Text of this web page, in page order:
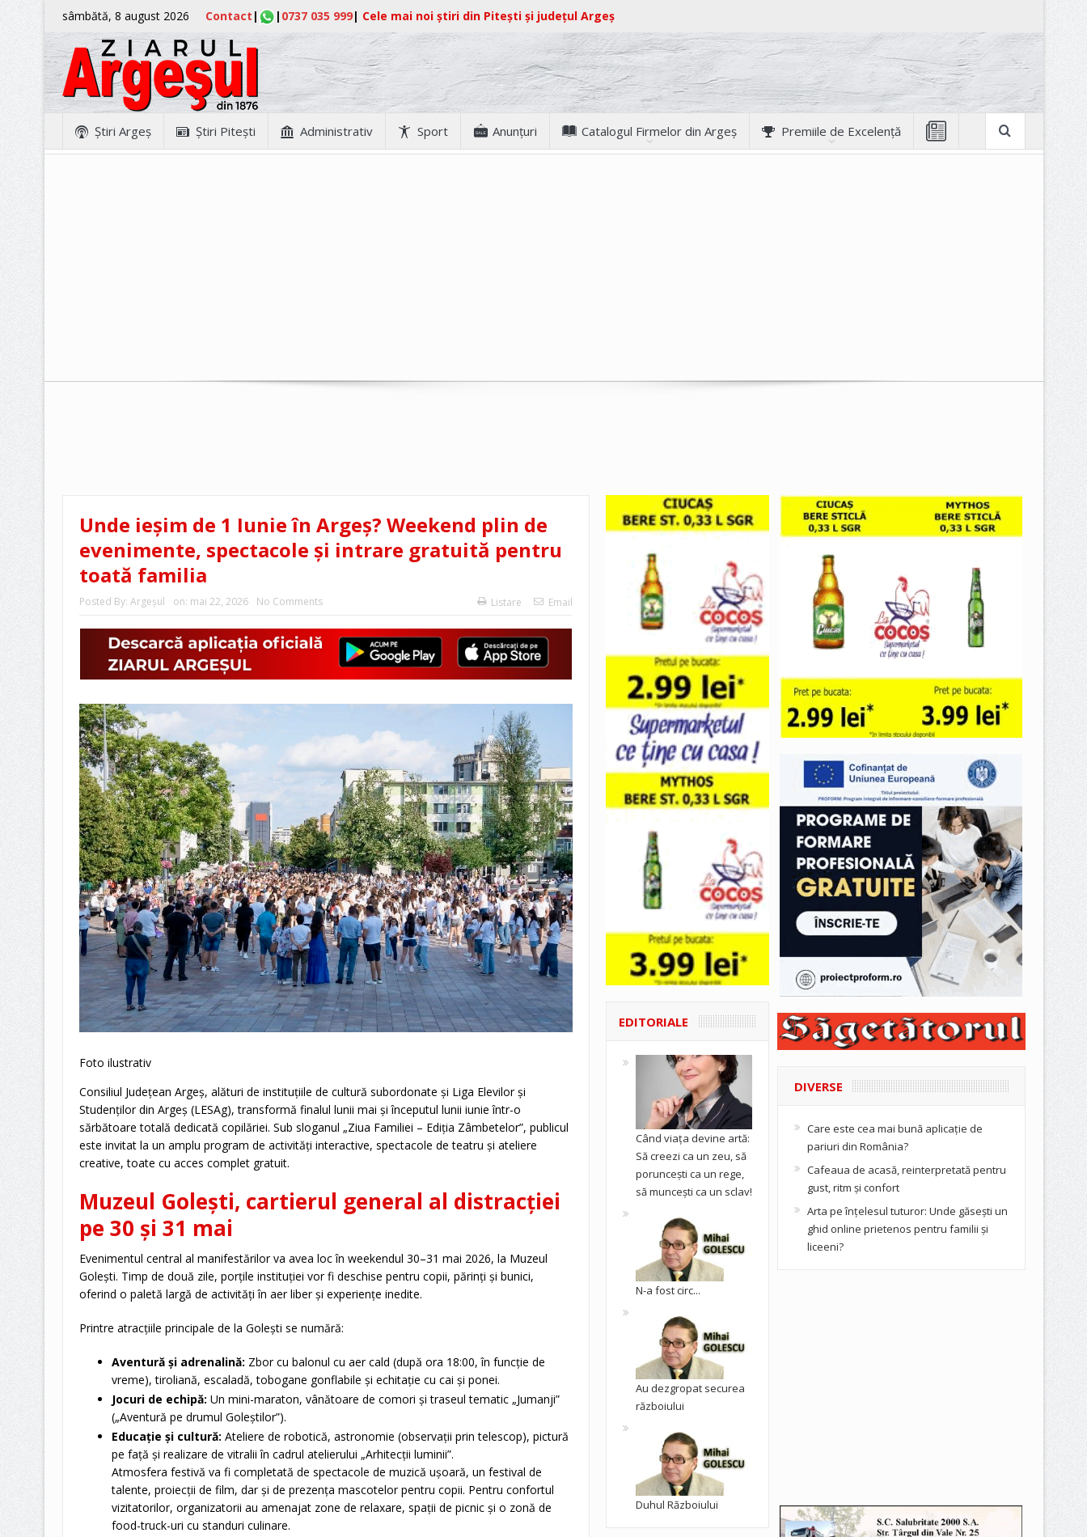
sâmbătă, 8 august 2026 Contact | | 0737 035 999| Cele mai noi știri din Pitești și județul Argeș
Ştiri Argeş Ştiri Piteşti Administrativ Sport Anunţuri Catalogul Firmelor din Argeș Premiile de Excelență
Unde ieșim de 1 Iunie în Argeș? Weekend plin de
evenimente, spectacole și intrare gratuită pentru
toată familia
Posted By: Argeşul on: mai 22, 2026 No Comments Listare Email
Foto ilustrativ
Consiliul Județean Argeș, alături de instituțiile de cultură subordonate și Liga Elevilor și
Studenților din Argeș (LESAg), transformă finalul lunii mai și începutul lunii iunie într-o
sărbătoare totală dedicată copilăriei. Sub sloganul „Ziua Familiei – Ediția Zâmbetelor”, publicul
este invitat la un amplu program de activități interactive, spectacole de teatru și ateliere
creative, toate cu acces complet gratuit.
Muzeul Golești, cartierul general al distracției
pe 30 și 31 mai
Evenimentul central al manifestărilor va avea loc în weekendul 30–31 mai 2026, la Muzeul
Golești. Timp de două zile, porțile instituției vor fi deschise pentru copii, părinți și bunici,
oferind o paletă largă de activități în aer liber și experiențe inedite.
Printre atracțiile principale de la Golești se numără:
Aventură și adrenalină: Zbor cu balonul cu aer cald (după ora 18:00, în funcție de
vreme), tiroliană, escaladă, tobogane gonflabile și echitație cu cai și ponei.
Jocuri de echipă: Un mini-maraton, vânătoare de comori și traseul tematic „Jumanji”
(„Aventură pe drumul Goleștilor”).
Educație și cultură: Ateliere de robotică, astronomie (observații prin telescop), pictură
pe față și realizare de vitralii în cadrul atelierului „Arhitecții luminii”.
Atmosfera festivă va fi completată de spectacole de muzică ușoară, un festival de
talente, proiecții de film, dar și de prezența mascotelor pentru copii. Pentru confortul
vizitatorilor, organizatorii au amenajat zone de relaxare, spații de picnic și o zonă de
food-truck-uri cu standuri culinare.
EDITORIALE
Când viața devine artă:
Să creezi ca un zeu, să
poruncești ca un rege,
să muncești ca un sclav!
N-a fost circ...
Au dezgropat securea
războiului
Duhul Războiului
DIVERSE
Care este cea mai bună aplicație de
pariuri din România?
Cafeaua de acasă, reinterpretată pentru
gust, ritm și confort
Arta pe înțelesul tuturor: Unde găsești un
ghid online prietenos pentru familii și
liceeni?